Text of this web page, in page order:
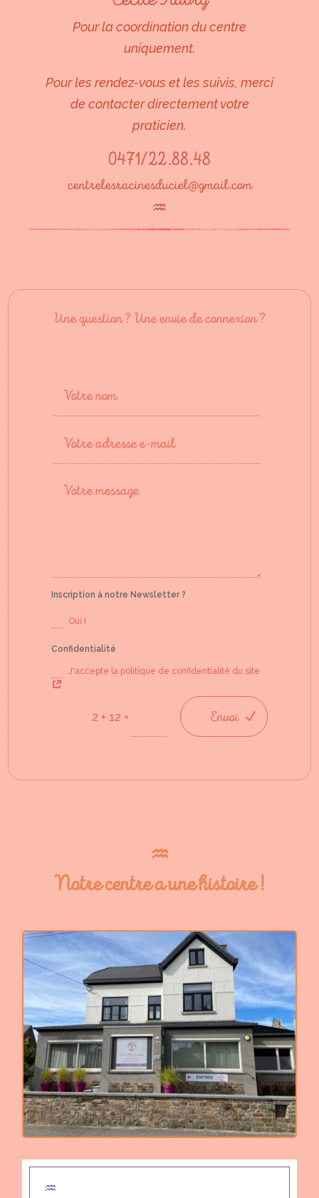
Pour la coordination du centre
uniquement.
Pour les rendez-vous et les suivis, merci
de contacter directement votre
praticien.
0471/22.88.48
centrelesracinesduciel@gmail.com
♒︎
Une question ? Une envie de connexion ?
Inscription à notre Newsletter ?
Oui !
Confidentialité
J'accepte la politique de confidentialité du site
2 + 12 = Envoi
♒︎
Notre centre a une histoire !
♒︎